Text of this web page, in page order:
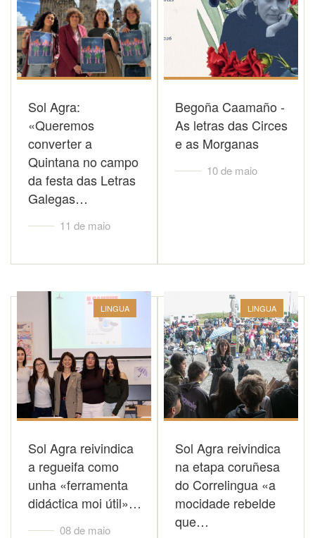
Sol Agra:
«Queremos
converter a
Quintana no campo
da festa das Letras
Galegas…
11 de maio
Begoña Caamaño -
As letras das Circes
e as Morganas
10 de maio
LINGUA
Sol Agra reivindica
a regueifa como
unha «ferramenta
didáctica moi útil»…
08 de maio
LINGUA
Sol Agra reivindica
na etapa coruñesa
do Correlingua «a
mocidade rebelde
que…